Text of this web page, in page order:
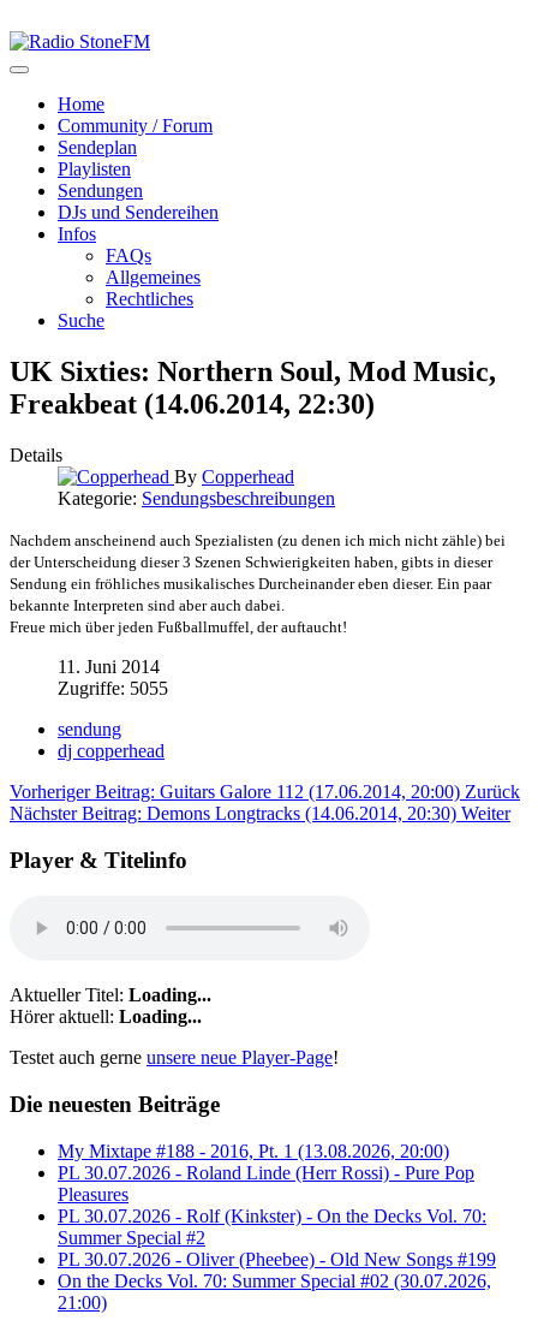
Home
Community / Forum
Sendeplan
Playlisten
Sendungen
DJs und Sendereihen
Infos
FAQs
Allgemeines
Rechtliches
Suche
UK Sixties: Northern Soul, Mod Music,
Freakbeat (14.06.2014, 22:30)
Details
By Copperhead
Kategorie: Sendungsbeschreibungen
Nachdem anscheinend auch Spezialisten (zu denen ich mich nicht zähle) bei
der Unterscheidung dieser 3 Szenen Schwierigkeiten haben, gibts in dieser
Sendung ein fröhliches musikalisches Durcheinander eben dieser. Ein paar
bekannte Interpreten sind aber auch dabei.
Freue mich über jeden Fußballmuffel, der auftaucht!
11. Juni 2014
Zugriffe: 5055
sendung
dj copperhead
Vorheriger Beitrag: Guitars Galore 112 (17.06.2014, 20:00) Zurück
Nächster Beitrag: Demons Longtracks (14.06.2014, 20:30) Weiter
Player & Titelinfo
Aktueller Titel: Loading...
Hörer aktuell: Loading...
Testet auch gerne unsere neue Player-Page!
Die neuesten Beiträge
My Mixtape #188 - 2016, Pt. 1 (13.08.2026, 20:00)
PL 30.07.2026 - Roland Linde (Herr Rossi) - Pure Pop
Pleasures
PL 30.07.2026 - Rolf (Kinkster) - On the Decks Vol. 70:
Summer Special #2
PL 30.07.2026 - Oliver (Pheebee) - Old New Songs #199
On the Decks Vol. 70: Summer Special #02 (30.07.2026,
21:00)